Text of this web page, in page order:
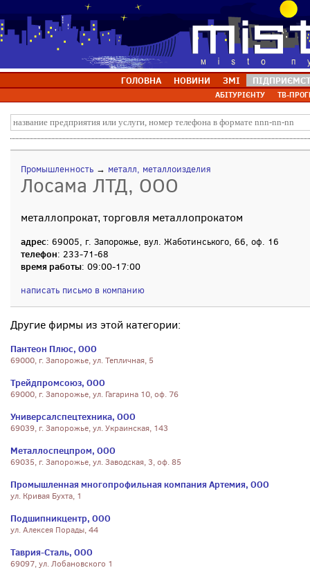
ГОЛОВНА НОВИНИ ЗМІ
АБІТУРІЄНТУ ТВ-
Промышленность → металл, металлоизделия
Лосама ЛТД, ООО
металлопрокат, торговля металлопрокатом
адрес: 69005, г. Запорожье, вул. Жаботинського, 66, оф. 16
телефон: 233-71-68
время работы: 09:00-17:00
написать письмо в компанию
Другие фирмы из этой категории:
Пантеон Плюс, ООО
69000, г. Запорожье, ул. Тепличная, 5
Трейдпромсоюз, ООО
69000, г. Запорожье, ул. Гагарина 10, оф. 76
Универсалспецтехника, ООО
69039, г. Запорожье, ул. Украинская, 143
Металлоспецпром, ООО
69035, г. Запорожье, ул. Заводская, 3, оф. 85
Промышленная многопрофильная компания Артемия, ООО
ул. Кривая Бухта, 1
Подшипникцентр, ООО
ул. Алексея Порады, 44
Таврия-Сталь, ООО
69097, ул. Лобановского 1